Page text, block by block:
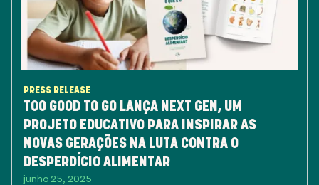
PRESS RELEASE
TOO GOOD TO GO LANÇA NEXT GEN, UM
PROJETO EDUCATIVO PARA INSPIRAR AS
NOVAS GERAÇÕES NA LUTA CONTRA O
DESPERDÍCIO ALIMENTAR
junho 25, 2025